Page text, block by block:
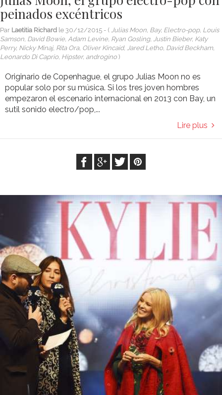
peinados excéntricos
Par Laetitia Richard le 30/12/2015 - ( Julias Moon, Bay, Electro-pop, Louis
Samson, David Bowie, Adam Levine, Ryan Gosling, Justin Bieber, Katy
Perry, Nicky Minaj, Rita Ora, Oliver Kincaid, Jared Letho, David Beckham,
Leonardo Di Caprio, Hipster, androgino )
Originario de Copenhague, el grupo Julias Moon no es
popular solo por su música. Si los tres joven hombres
empezaron el escenario internacional en 2013 con Bay, un
sutil sonido electro/pop,...
Lire plus